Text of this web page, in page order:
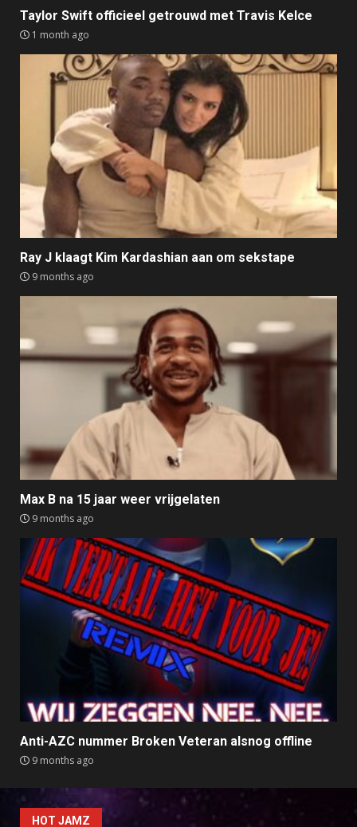
Taylor Swift officieel getrouwd met Travis Kelce
1 month ago
Ray J klaagt Kim Kardashian aan om sekstape
9 months ago
Max B na 15 jaar weer vrijgelaten
9 months ago
Anti-AZC nummer Broken Veteran alsnog offline
9 months ago
HOT JAMZ